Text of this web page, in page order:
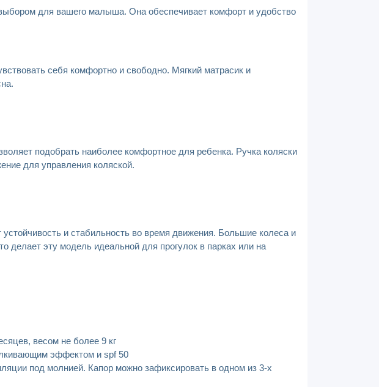
для вашего малыша. Она обеспечивает комфорт и удобство
себя комфортно и свободно. Мягкий матрасик и
подобрать наиболее комфортное для ребенка. Ручка коляски
для управления коляской.
и стабильность во время движения. Большие колеса и
делает эту модель идеальной для прогулок в парках или на
весом не более 9 кг
эффектом и spf 50
под молнией. Капор можно зафиксировать в одном из 3-х